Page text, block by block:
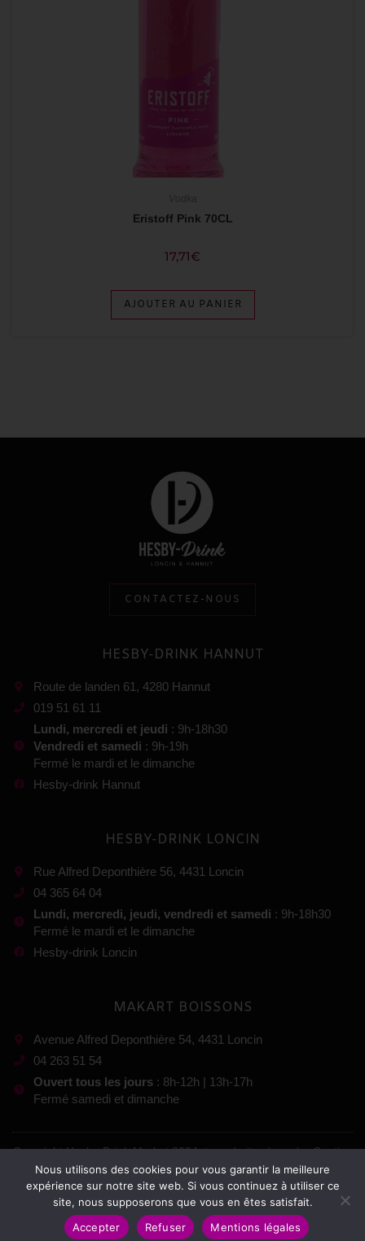
Eristoff Pink 70CL
17,71€
AJOUTER AU PANIER
CONTACTEZ-NOUS
HESBY-DRINK HANNUT
Route de landen 61, 4280 Hannut
019 51 61 11
Lundi, mercredi et jeudi : 9h-18h30
Vendredi et samedi : 9h-19h
Fermé le mardi et le dimanche
Hesby-drink Hannut
HESBY-DRINK LONCIN
Rue Alfred Deponthière 56, 4431 Loncin
04 365 64 04
Lundi, mercredi, jeudi, vendredi et samedi : 9h-18h30
Fermé le mardi et le dimanche
Hesby-drink Loncin
MAKART BOISSONS
Avenue Alfred Deponthière 54, 4431 Loncin
04 263 51 54
Ouvert tous les jours : 8h-12h | 13h-17h
Fermé samedi et dimanche
Copyright Hesby-Drink Market 2024, tous droits réservés. Gestion
:
Mentions légales–Conditions générales de vente
Nous utilisons des cookies pour vous garantir la meilleure
expérience sur notre site web. Si vous continuez à utiliser ce
site, nous supposerons que vous en êtes satisfait.
Accepter
Refuser Mentions légales